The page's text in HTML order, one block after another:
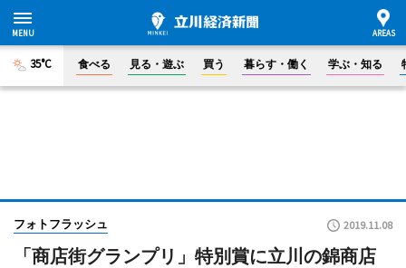
35°C 食べる 見る・遊ぶ 買う 暮らす・働く 学ぶ・知る
フォトフラッシュ 2019.11.08
「商店街グランプリ」特別賞に立川の錦商店